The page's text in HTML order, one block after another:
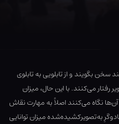
سخن بگویند و از تابلویی به تابلوی
رفتار می‌کنند. با این حال، میزان
آن‌ها نگاه می‌کنند اصلاً به مهارت نقاش
به‌تصویرکشیده‌شده میزان توانایی